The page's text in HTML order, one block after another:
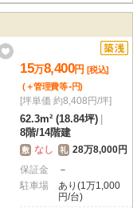
15万8,400円 [税込]
(＋管理費等-円)
[坪単価 約8,408円/坪]
62.3m² (18.84坪)
8階/14階建
敷 なし 礼 28万8,000円
保証金
－
駐車場
あり(1万1,000
円/台)